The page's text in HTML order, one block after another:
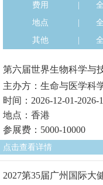
费用
地点
其他
第六届世界生物科学与
主办方：生命与医学科
时间：2026-12-01-2026-
地点：香港
参展费：5000-10000
点击查看详情
2027第35届广州国际大